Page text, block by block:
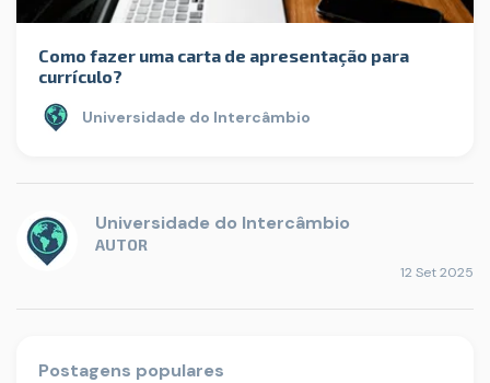
Como fazer uma carta de apresentação para
currículo?
Universidade do Intercâmbio
Universidade do Intercâmbio
AUTOR
12 Set 2025
Postagens populares